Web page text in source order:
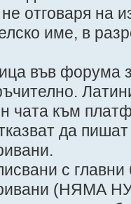
отговаря на
име, в
във форума
чата към
да
с
(НЯМА